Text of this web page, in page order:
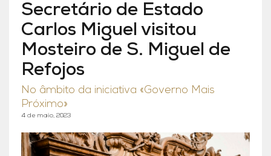
Secretário de Estado
Carlos Miguel visitou
Mosteiro de S. Miguel de
Refojos
No âmbito da iniciativa «Governo Mais
Próximo»
4 de maio, 2023